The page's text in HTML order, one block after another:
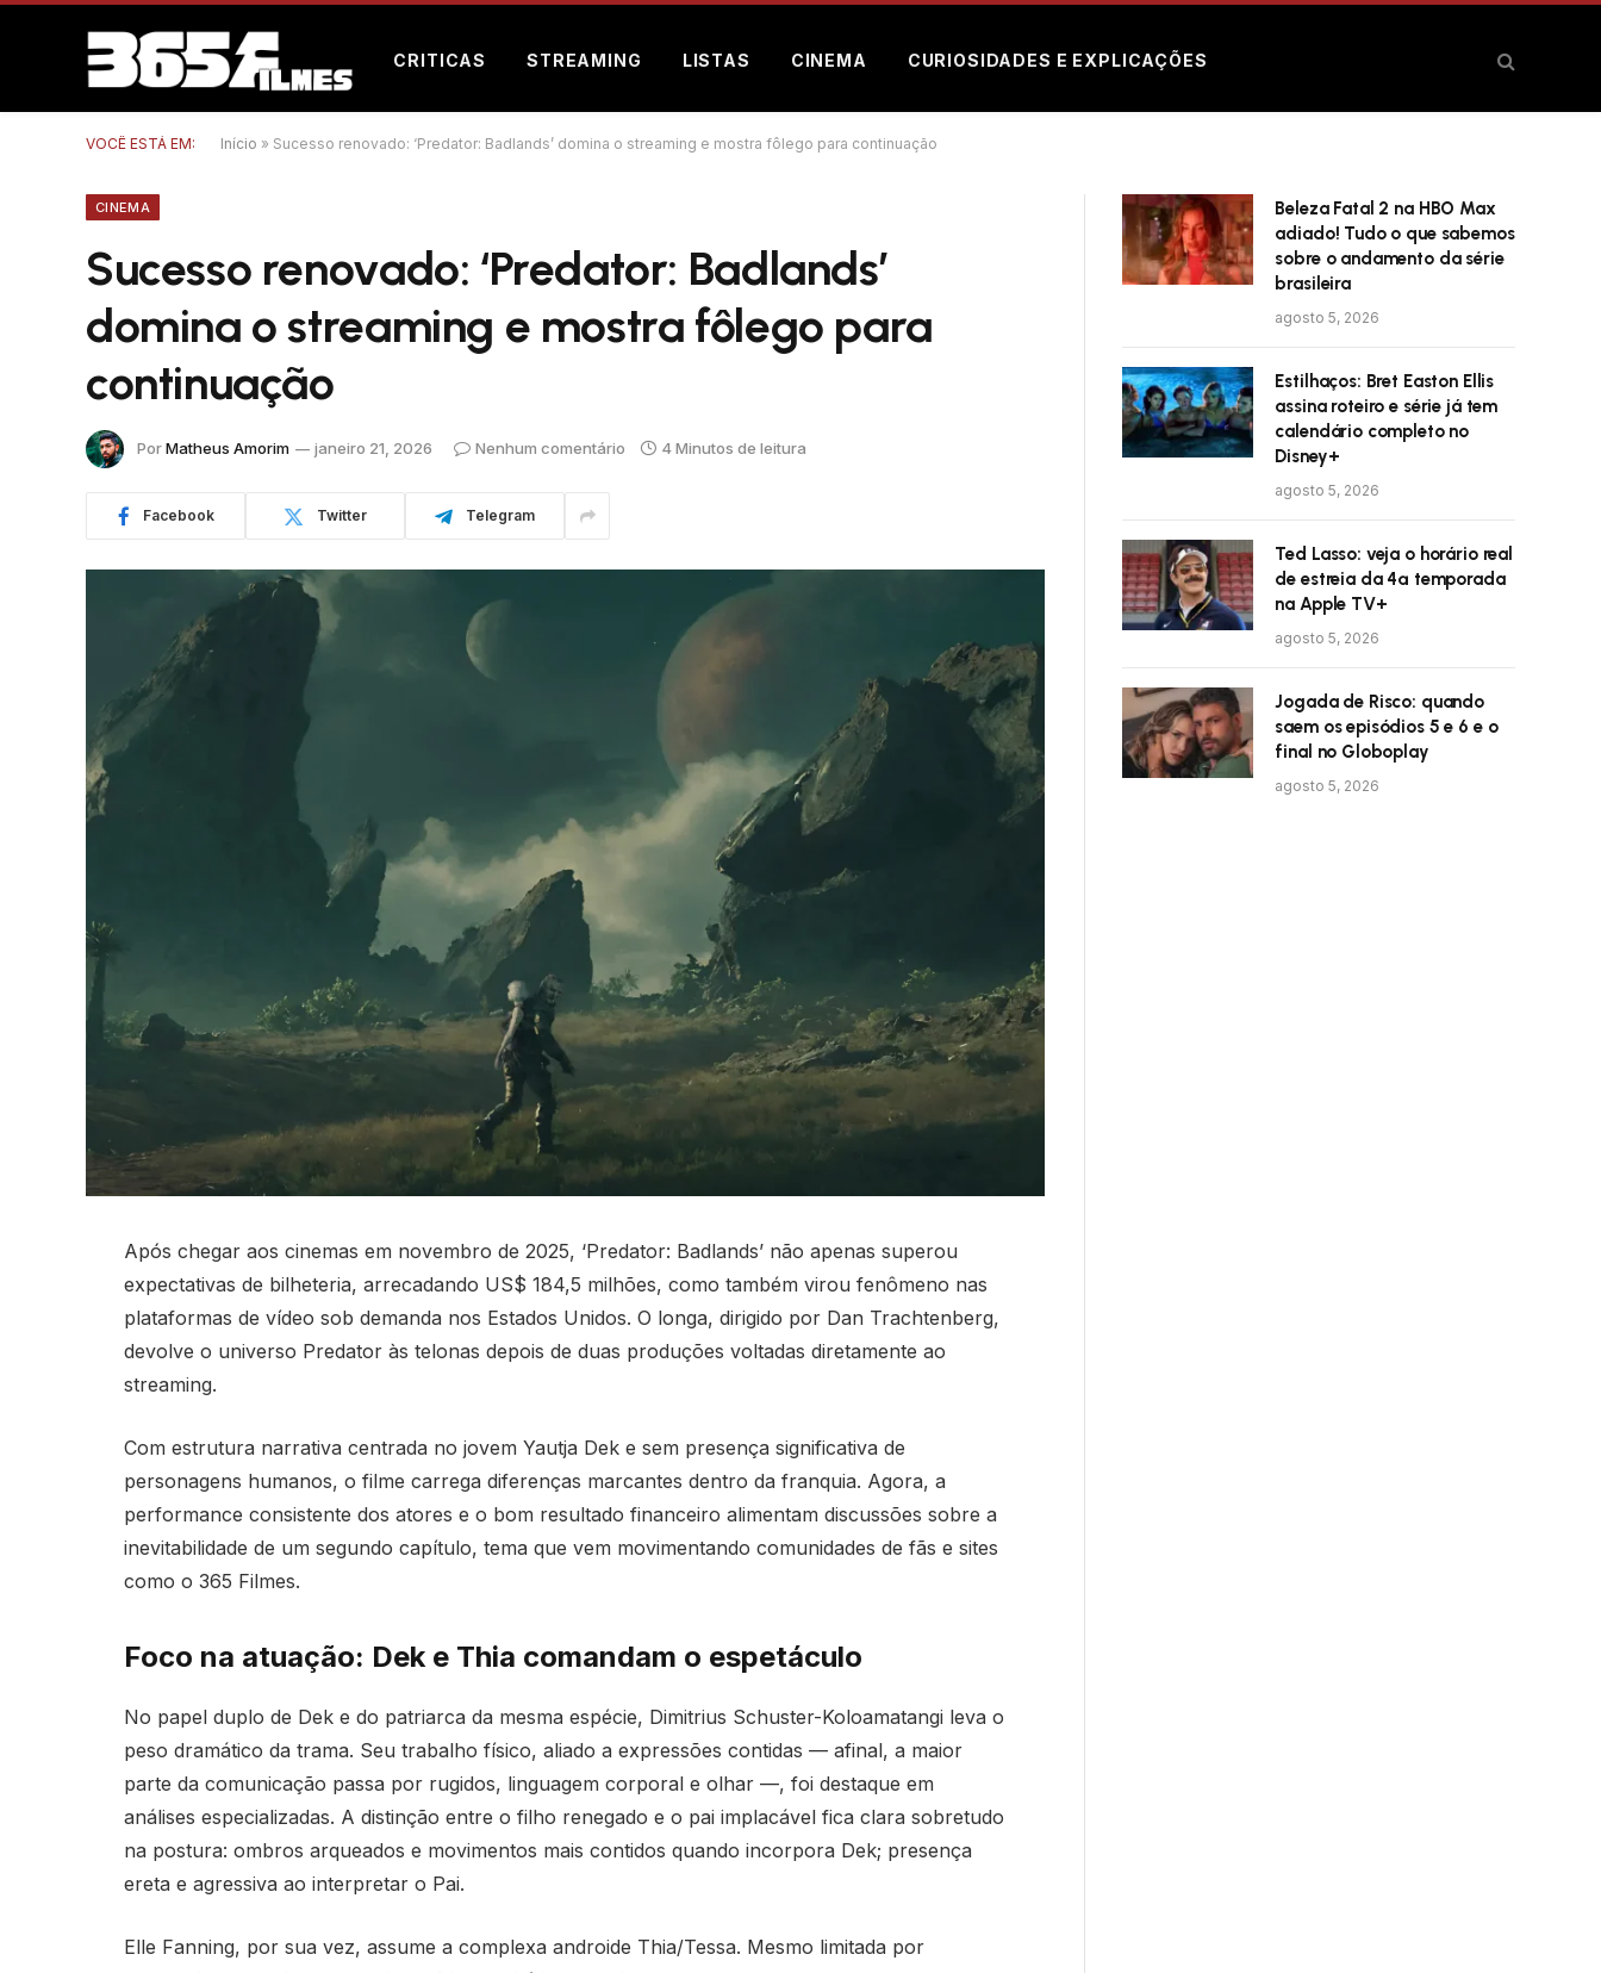
CRITICAS STREAMING LISTAS CINEMA CURIOSIDADES E EXPLICAÇÕES
VOCÊ ESTÁ EM: Início » Sucesso renovado: ‘Predator: Badlands’ domina o streaming e mostra fôlego para continuação
CINEMA
Sucesso renovado: ‘Predator: Badlands’
domina o streaming e mostra fôlego para
continuação
PorMatheus Amorim janeiro 21, 2026 Nenhum comentário 4 Minutos de leitura
Facebook Twitter Telegram
Após chegar aos cinemas em novembro de 2025, ‘Predator: Badlands’ não apenas superou
expectativas de bilheteria, arrecadando US$ 184,5 milhões, como também virou fenômeno nas
plataformas de vídeo sob demanda nos Estados Unidos. O longa, dirigido por Dan Trachtenberg,
devolve o universo Predator às telonas depois de duas produções voltadas diretamente ao
streaming.
Com estrutura narrativa centrada no jovem Yautja Dek e sem presença significativa de
personagens humanos, o filme carrega diferenças marcantes dentro da franquia. Agora, a
performance consistente dos atores e o bom resultado financeiro alimentam discussões sobre a
inevitabilidade de um segundo capítulo, tema que vem movimentando comunidades de fãs e sites
como o 365 Filmes.
Foco na atuação: Dek e Thia comandam o espetáculo
No papel duplo de Dek e do patriarca da mesma espécie, Dimitrius Schuster-Koloamatangi leva o
peso dramático da trama. Seu trabalho físico, aliado a expressões contidas — afinal, a maior
parte da comunicação passa por rugidos, linguagem corporal e olhar —, foi destaque em
análises especializadas. A distinção entre o filho renegado e o pai implacável fica clara sobretudo
na postura: ombros arqueados e movimentos mais contidos quando incorpora Dek; presença
ereta e agressiva ao interpretar o Pai.
Elle Fanning, por sua vez, assume a complexa androide Thia/Tessa. Mesmo limitada por
Beleza Fatal 2 na HBO Max
adiado! Tudo o que sabemos
sobre o andamento da série
brasileira
agosto 5, 2026
Estilhaços: Bret Easton Ellis
assina roteiro e série já tem
calendário completo no
Disney+
agosto 5, 2026
Ted Lasso: veja o horário real
de estreia da 4ª temporada
na Apple TV+
agosto 5, 2026
Jogada de Risco: quando
saem os episódios 5 e 6 e o
final no Globoplay
agosto 5, 2026